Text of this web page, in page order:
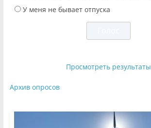
У меня не бывает отпуска
Просмотреть результаты
Архив опросов